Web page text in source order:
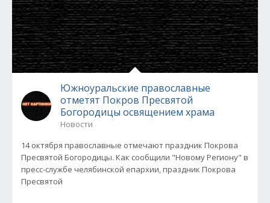
Южноуральские православные
отметят Покров Пресвятой
Богородицы освящением храма
Новости
14 октября православные отмечают праздник Покрова
Пресвятой Богородицы. Как сообщили "Новому Региону" в
пресс-службе челябинской епархии, праздник Покрова
Пресвятой